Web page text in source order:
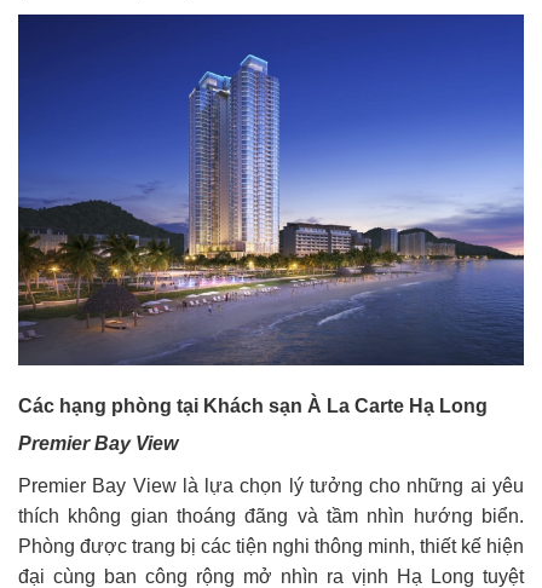
Các hạng phòng tại Khách sạn À La Carte Hạ Long
Premier Bay View
Premier Bay View là lựa chọn lý tưởng cho những ai yêu
thích không gian thoáng đãng và tầm nhìn hướng biển.
Phòng được trang bị các tiện nghi thông minh, thiết kế hiện
đại cùng ban công rộng mở nhìn ra vịnh Hạ Long tuyệt